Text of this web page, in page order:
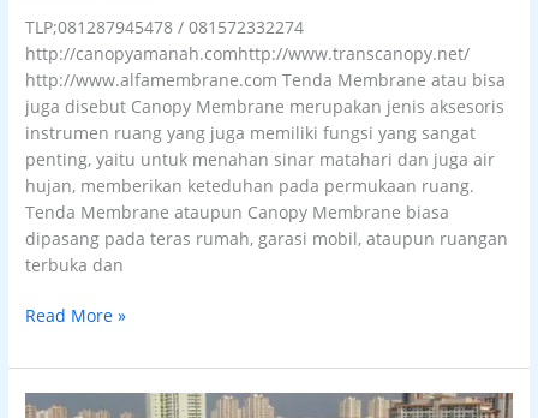
TLP;081287945478 / 081572332274
http://canopyamanah.comhttp://www.transcanopy.net/
http://www.alfamembrane.com Tenda Membrane atau bisa
juga disebut Canopy Membrane merupakan jenis aksesoris
instrumen ruang yang juga memiliki fungsi yang sangat
penting, yaitu untuk menahan sinar matahari dan juga air
hujan, memberikan keteduhan pada permukaan ruang.
Tenda Membrane ataupun Canopy Membrane biasa
dipasang pada teras rumah, garasi mobil, ataupun ruangan
terbuka dan
Read More »
jasa